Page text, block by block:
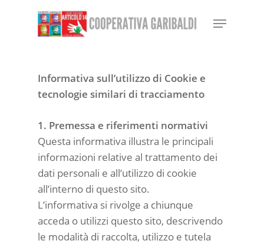
Menu
Informativa sull’utilizzo di Cookie e
tecnologie similari di tracciamento
1. Premessa e riferimenti normativi
Questa informativa illustra le principali
informazioni relative al trattamento dei
dati personali e all’utilizzo di cookie
all’interno di questo sito.
L’informativa si rivolge a chiunque
acceda o utilizzi questo sito, descrivendo
le modalità di raccolta, utilizzo e tutela